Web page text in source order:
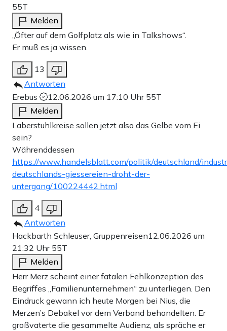
55T
Melden
„Öfter auf dem Golfplatz als wie in Talkshows“.
Er muß es ja wissen.
13
Antworten
Erebus
12.06.2026 um 17:10 Uhr 55T
Melden
Laberstuhlkreise sollen jetzt also das Gelbe vom Ei
sein?
Währenddessen
https://www.handelsblatt.com/politik/deutschland/
deutschlands-giessereien-droht-der-
untergang/100224442.html
4
Antworten
Hackbarth Schleuser, Gruppenreisen12.06.2026 um
21:32 Uhr 55T
Melden
Herr Merz scheint einer fatalen Fehlkonzeption des
Begriffes „Familienunternehmen“ zu unterliegen. Den
Eindruck gewann ich heute Morgen bei Nius, die
Merzen’s Debakel vor dem Verband behandelten. Er
großvaterte die gesammelte Audienz, als spräche er